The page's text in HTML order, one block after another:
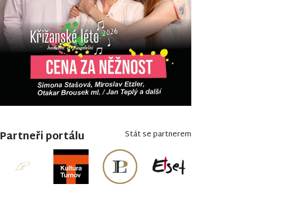
Partneři portálu Stát se partnerem